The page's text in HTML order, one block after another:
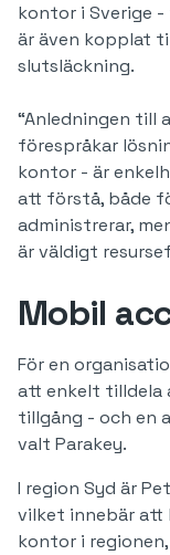
kontor i Sverige
är även kopplat
slutsläckning.
“Anledningen till
förespråkar
kontor - är
att förstå, både
administrerar,
är väldigt
Mobil
För en
att enkelt tilldela
tillgång - och en
valt Parakey.
I region Syd är
vilket innebär att
kontor i